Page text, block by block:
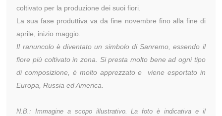
coltivato per la produzione dei suoi fiori.
La sua fase produttiva va da fine novembre fino alla fine di
aprile, inizio maggio.
Il ranuncolo è diventato un simbolo di Sanremo, essendo il
fiore più coltivato in zona. Si presta molto bene ad ogni tipo
di composizione, è molto apprezzato e viene esportato in
Europa, Russia ed America.
N.B.: Immagine a scopo illustrativo. La foto è indicativa e il